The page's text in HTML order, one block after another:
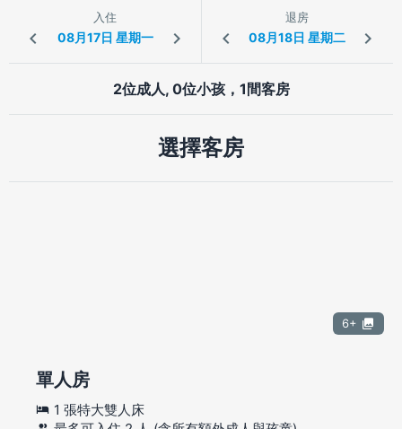
入住 退房
2位成人, 0位小孩，1間客房
選擇客房
6+
單人房
1 張特大雙人床